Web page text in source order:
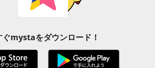
ぐmystaをダウンロード！